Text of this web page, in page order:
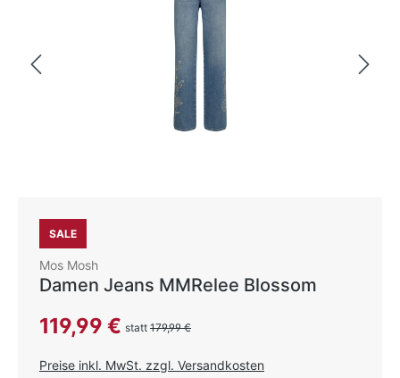
SALE
Mos Mosh
Damen Jeans MMRelee Blossom
Verkaufspreis:
119,99 € statt 179,99 €
Preise inkl. MwSt. zzgl. Versandkosten